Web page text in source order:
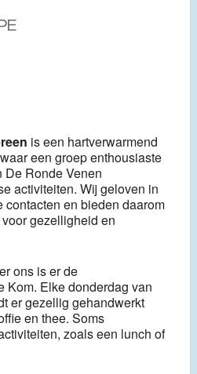
is een hartverwarmend
een groep enthousiaste
Ronde Venen
activiteiten. Wij geloven in
contacten en bieden daarom
gezelligheid en
ons is er de
Kom. Elke donderdag van
er gezellig gehandwerkt
en thee. Soms
zoals een lunch of